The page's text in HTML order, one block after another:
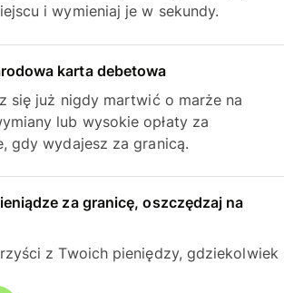
i wymieniaj je w sekundy.
karta debetowa
się już nigdy martwić o marże na
lub wysokie opłaty za
gdy wydajesz za granicą.
za granicę, oszczędzaj na
z Twoich pieniędzy, gdziekolwiek